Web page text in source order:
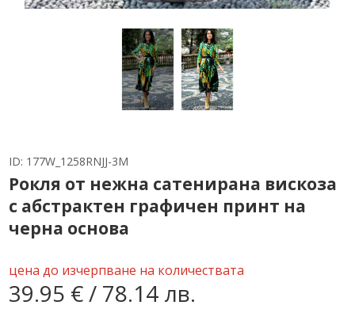
ID: 177W_1258RNJJ-3M
Рокля от нежна сатенирана вискоза
с абстрактен графичен принт на
черна основа
цена до изчерпване на количествата
39.95 € / 78.14 лв.